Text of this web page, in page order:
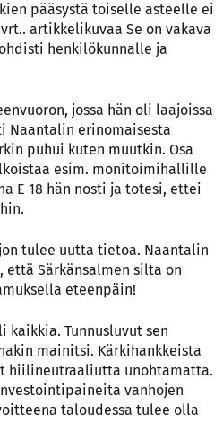
pääsystä toiselle asteelle ei
artikkelikuvaa Se on vakava
henkilökunnalle ja
jossa hän oli laajoissa
Naantalin erinomaisesta
puhui kuten muutkin. Osa
esim. monitoimihallille
E 18 hän nosti ja totesi, ettei
tulee uutta tietoa. Naantalin
Särkänsalmen silta on
eteenpäin!
kaikkia. Tunnusluvut sen
mainitsi. Kärkihankkeista
hiilineutraaliutta unohtamatta.
vanhojen
taloudessa tulee olla